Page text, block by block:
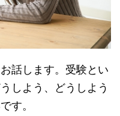
話します。受験とい
しよう、どうしよう
す。